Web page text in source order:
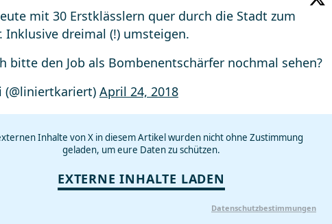
mit 30 Erstklässlern quer durch die Stadt zum
Inklusive dreimal (!) umsteigen.
bitte den Job als Bombenentschärfer nochmal sehen?
(@liniertkariert) April 24, 2018
Inhalte von X in diesem Artikel wurden nicht ohne Zustimmung
geladen, um eure Daten zu schützen.
EXTERNE INHALTE LADEN
Datenschutzbestimmungen